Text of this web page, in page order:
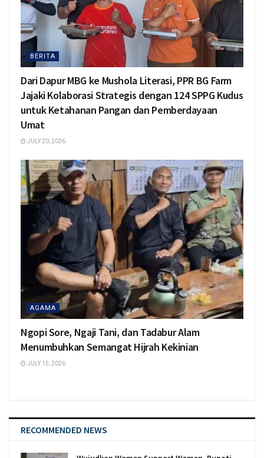
BERITA
Dari Dapur MBG ke Mushola Literasi, PPR BG Farm
Jajaki Kolaborasi Strategis dengan 124 SPPG Kudus
untuk Ketahanan Pangan dan Pemberdayaan
Umat
JULY 20, 2026
AGAMA
Ngopi Sore, Ngaji Tani, dan Tadabur Alam
Menumbuhkan Semangat Hijrah Kekinian
JULY 15, 2026
RECOMMENDED NEWS